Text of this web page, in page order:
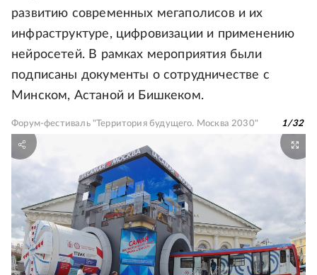
развитию современных мегаполисов и их
инфраструктуре, цифровизации и применению
нейросетей. В рамках мероприятия были
подписаны документы о сотрудничестве с
Минском, Астаной и Бишкеком.
Форум-фестиваль "Территория будущего. Москва 2030" 1/32